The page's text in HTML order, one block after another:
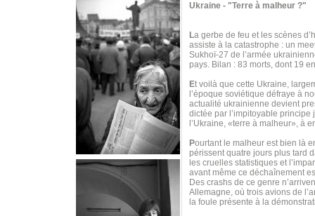
Ukraine - "Terre à malheur ?"
La gerbe de feu et les scènes
assiste à la catastrophe : un
Sukhoï-27 de l’armée
pays. Bilan : 83 morts, dont 19
Et voilà que cette Ukraine,
l’époque soviétique défraye à
actualité ukrainienne devient
dictée par l’impitoyable principe
l’Ukraine, «terre à malheur», à
Pourtant le malheur est bien là
périssent quatre jours plus tard
les cruelles statistiques et
avant même ce déchaînement
Des crashs de ce genre
Allemagne, où trois avions de
la foule présente à la